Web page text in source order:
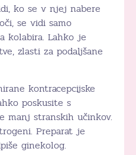
ko se v njej nabere
se vidi samo
kolabira. Lahko je
zlasti za podaljšane
kontracepcijske
poskusite s
manj stranskih učinkov.
Preparat je
ginekolog.